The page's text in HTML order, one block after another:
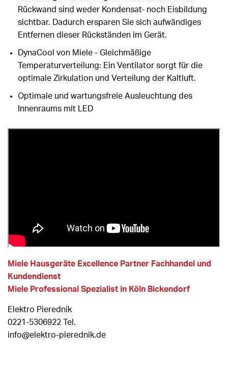
Rückwand sind weder Kondensat- noch Eisbildung
sichtbar. Dadurch ersparen Sie sich aufwändiges
Entfernen dieser Rückständen im Gerät.
DynaCool von Miele - Gleichmäßige
Temperaturverteilung: Ein Ventilator sorgt für die
optimale Zirkulation und Verteilung der Kaltluft.
Optimale und wartungsfreie Ausleuchtung des
Innenraums mit LED
Miele Hausgeräte Excellence Partner Fachhandel und
Kundendienst
Miele Professional Spezialist in Köln Bickendorf
Elektro Pierednik
0221-5306922 Tel.
info@elektro-pierednik.de